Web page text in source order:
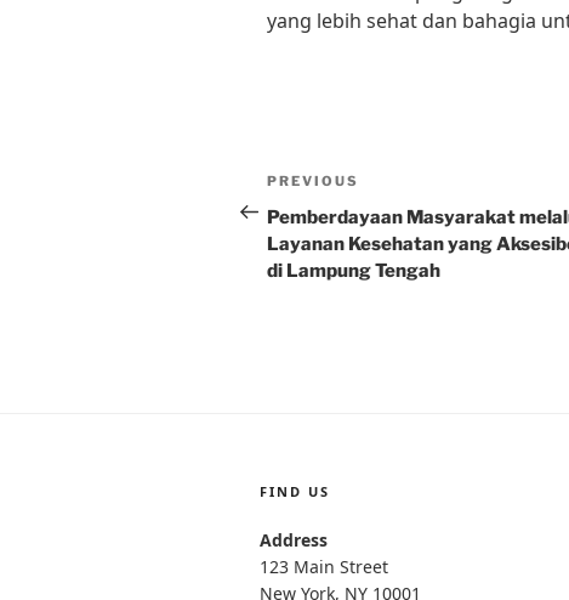
yang lebih sehat dan bahagia
Post
navigation
Previous
Post
PREVIOUS
Pemberdayaan Masyarakat
Layanan Kesehatan yang
di Lampung Tengah
FIND US
Address
123 Main Street
New York, NY 10001